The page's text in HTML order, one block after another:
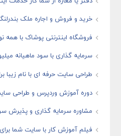
خرید و فروش و اجاره ملک
فروشگاه اینترنتی پوشاک با همه
سرمایه گذاری با سود ماهیانه
طراحی سایت حرفه ای با نام زیبا
دوره آموزش وردپرس و طراحی
مشاوره سرمایه گذاری و پذیرش
فیلم آموزش کار با سایت شما برای